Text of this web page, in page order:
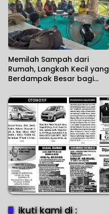
Memilah Sampah dari
Rumah, Langkah Kecil yang
Berdampak Besar bagi
ikuti kami di :